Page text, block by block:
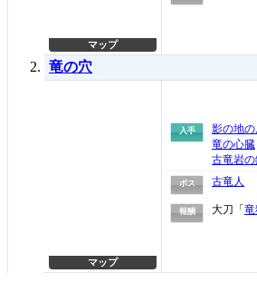
マップ
竜の穴
マップ
入手
影の地の
竜の心臓
古竜岩
ボス 古竜人
報酬 大刀「 竜